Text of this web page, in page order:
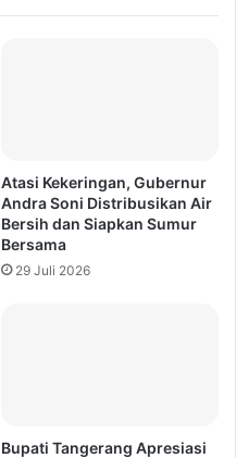
Atasi Kekeringan, Gubernur
Andra Soni Distribusikan Air
Bersih dan Siapkan Sumur
Bersama
29 Juli 2026
Bupati Tangerang Apresiasi